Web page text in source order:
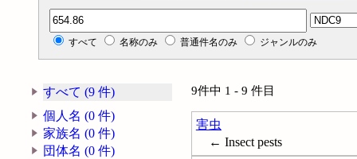
分類記号検索
すべて 名称のみ 普通件名のみ ジャンルのみ
すべて (9 件)
個人名 (0 件)
家族名 (0 件)
団体名 (0 件)
9件中 1 - 9 件目
害虫
← Insect pests